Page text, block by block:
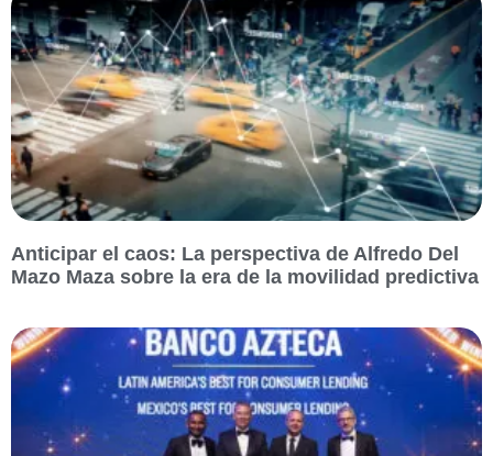
Anticipar el caos: La perspectiva de Alfredo Del
Mazo Maza sobre la era de la movilidad predictiva